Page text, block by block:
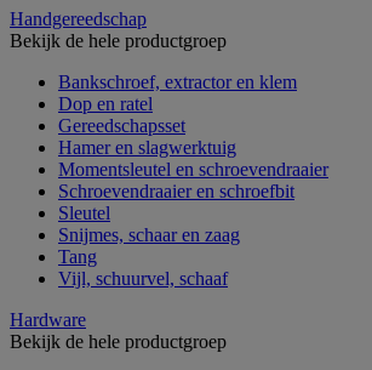
Handgereedschap
Bekijk de hele productgroep
Bankschroef, extractor en klem
Dop en ratel
Gereedschapsset
Hamer en slagwerktuig
Momentsleutel en schroevendraaier
Schroevendraaier en schroefbit
Sleutel
Snijmes, schaar en zaag
Tang
Vijl, schuurvel, schaaf
Hardware
Bekijk de hele productgroep